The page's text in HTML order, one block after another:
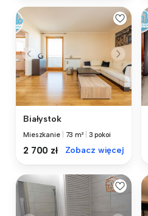
Białystok
Mieszkanie 73 m² 3 pokoi
2 700 zł Zobacz więcej